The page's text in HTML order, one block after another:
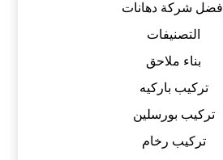
افضل شركة دهانات
التصنيفات
بناء ملاحق
تركيب باركيه
تركيب بورسلين
تركيب رخام